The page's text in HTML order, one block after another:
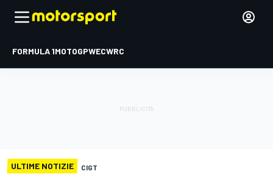
FORMULA 1MOTOGPWECWRC
ULTIME NOTIZIE CIGT